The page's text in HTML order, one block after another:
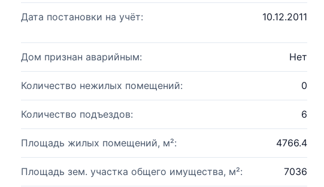
Дата постановки на учёт: 10.12.2011
Дом признан аварийным: Нет
Количество нежилых помещений: 0
Количество подъездов: 6
Площадь жилых помещений, м²: 4766.4
Площадь зем. участка общего имущества, м²: 7036